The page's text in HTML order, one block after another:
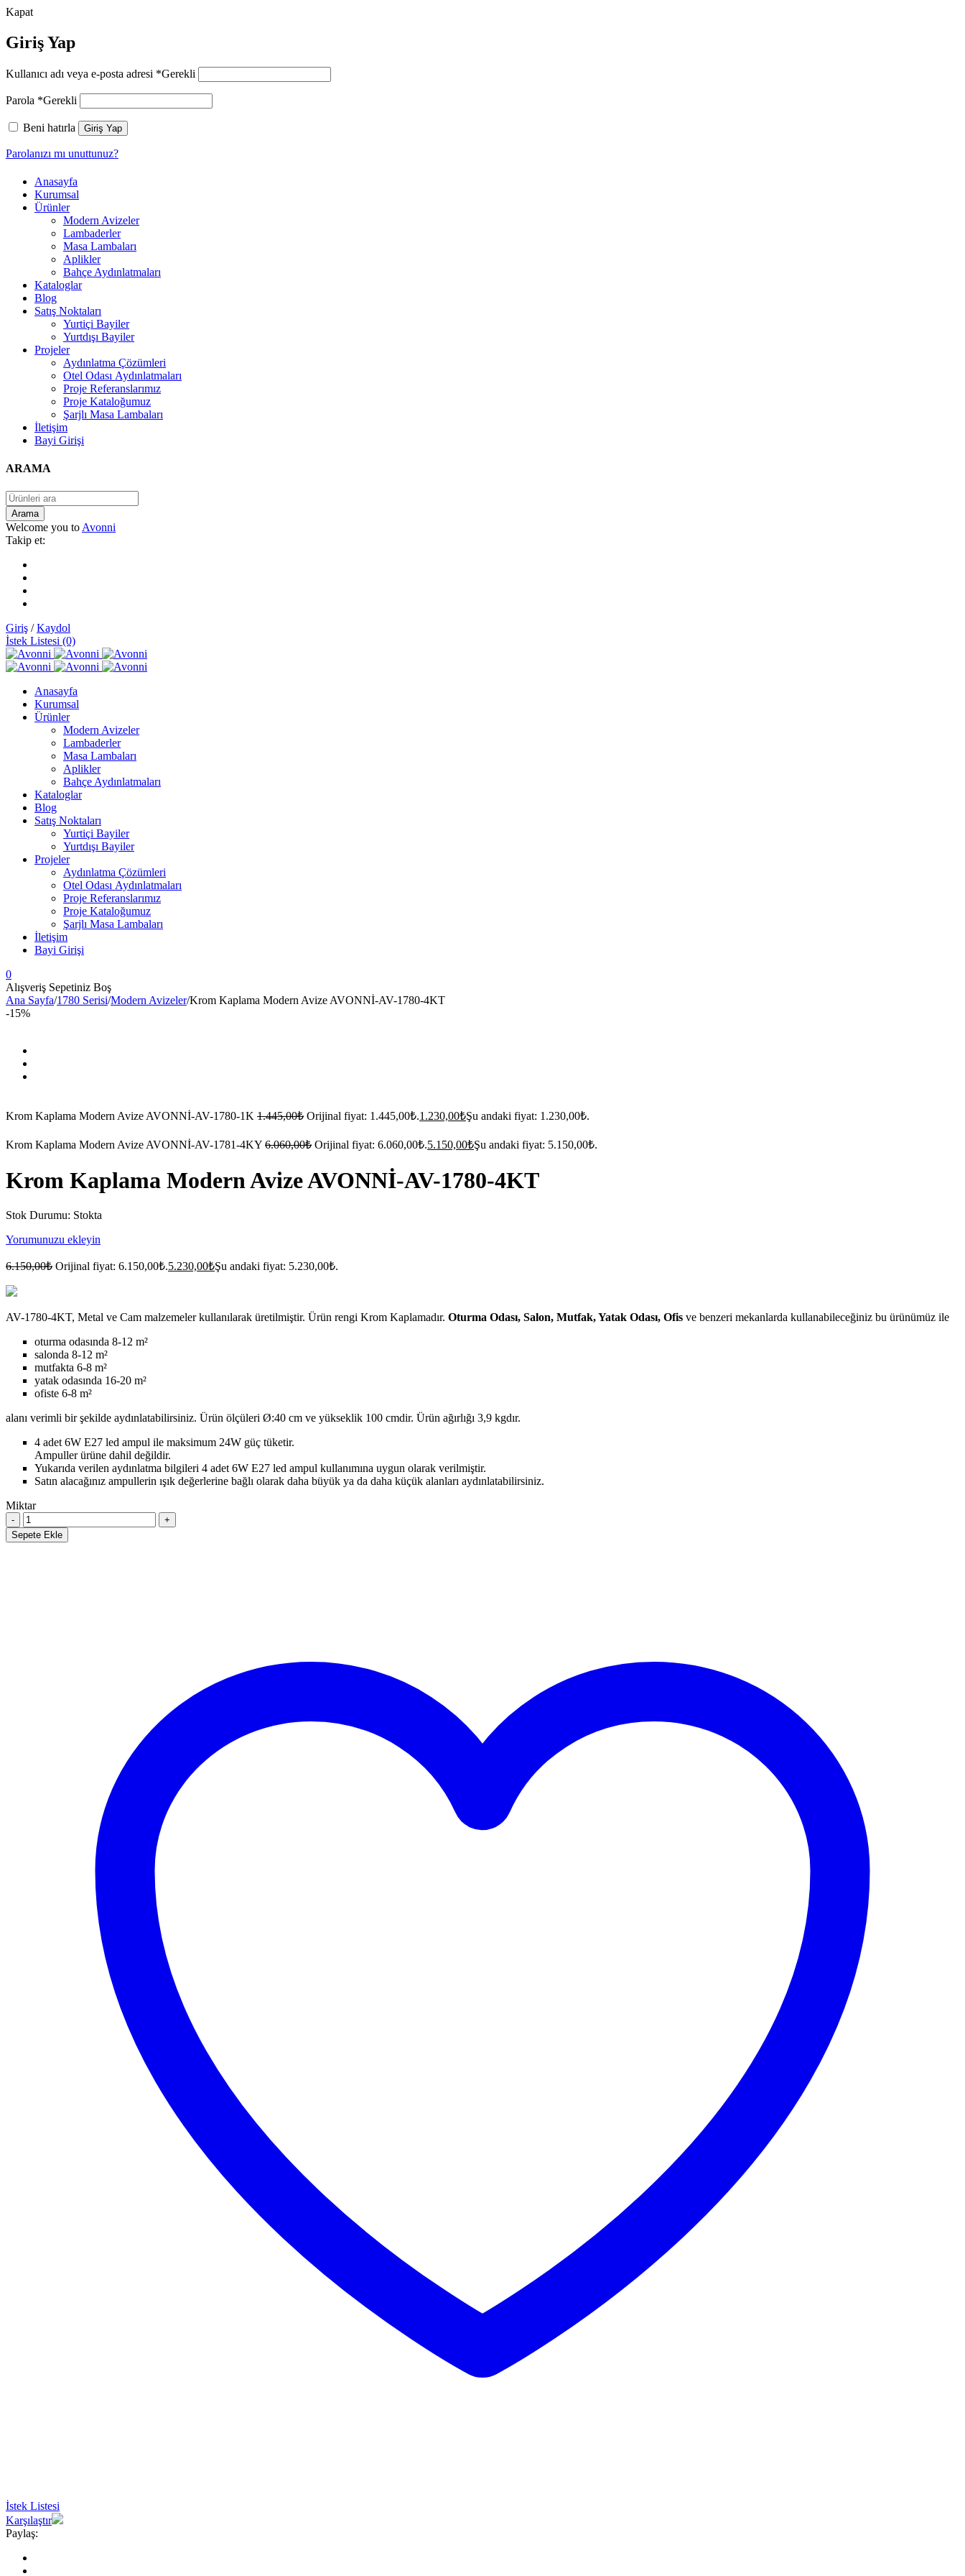
Kapat
Giriş Yap
Kullanıcı adı veya e-posta adresi *Gerekli
Parola *Gerekli
Beni hatırla Giriş Yap
Parolanızı mı unuttunuz?
Anasayfa
Kurumsal
Ürünler
Modern Avizeler
Lambaderler
Masa Lambaları
Aplikler
Bahçe Aydınlatmaları
Kataloglar
Blog
Satış Noktaları
Yurtiçi Bayiler
Yurtdışı Bayiler
Projeler
Aydınlatma Çözümleri
Otel Odası Aydınlatmaları
Proje Referanslarımız
Proje Kataloğumuz
Şarjlı Masa Lambaları
İletişim
Bayi Girişi
ARAMA
Welcome you to Avonni
Takip et:
Giriş /Kaydol
İstek Listesi (0)
Anasayfa
Kurumsal
Ürünler
Modern Avizeler
Lambaderler
Masa Lambaları
Aplikler
Bahçe Aydınlatmaları
Kataloglar
Blog
Satış Noktaları
Yurtiçi Bayiler
Yurtdışı Bayiler
Projeler
Aydınlatma Çözümleri
Otel Odası Aydınlatmaları
Proje Referanslarımız
Proje Kataloğumuz
Şarjlı Masa Lambaları
İletişim
Bayi Girişi
0
Alışveriş Sepetiniz Boş
Ana Sayfa/1780 Serisi/Modern Avizeler/Krom Kaplama Modern Avize AVONNİ-AV-1780-4KT
-15%
Krom Kaplama Modern Avize AVONNİ-AV-1780-1K 1.445,00₺ Orijinal fiyat: 1.445,00₺.1.230,00₺Şu andaki fiyat: 1.230,00₺.
Krom Kaplama Modern Avize AVONNİ-AV-1781-4KY 6.060,00₺ Orijinal fiyat: 6.060,00₺.5.150,00₺Şu andaki fiyat: 5.150,00₺.
Krom Kaplama Modern Avize AVONNİ-AV-1780-4KT
Stok Durumu: Stokta
Yorumunuzu ekleyin
6.150,00₺ Orijinal fiyat: 6.150,00₺.5.230,00₺Şu andaki fiyat: 5.230,00₺.
AV-1780-4KT, Metal ve Cam malzemeler kullanılarak üretilmiştir. Ürün rengi Krom Kaplamadır. Oturma Odası, Salon, Mutfak, Yatak Odası, Ofis ve benzeri mekanlarda kullanabileceğiniz bu ürünümüz ile
oturma odasında 8-12 m²
salonda 8-12 m²
mutfakta 6-8 m²
yatak odasında 16-20 m²
ofiste 6-8 m²
alanı verimli bir şekilde aydınlatabilirsiniz. Ürün ölçüleri Ø:40 cm ve yükseklik 100 cmdir. Ürün ağırlığı 3,9 kgdır.
4 adet 6W E27 led ampul ile maksimum 24W güç tüketir.
Ampuller ürüne dahil değildir.
Yukarıda verilen aydınlatma bilgileri 4 adet 6W E27 led ampul kullanımına uygun olarak verilmiştir.
Satın alacağınız ampullerin ışık değerlerine bağlı olarak daha büyük ya da daha küçük alanları aydınlatabilirsiniz.
Miktar
Sepete Ekle
İstek Listesi
Karşılaştır
Paylaş: